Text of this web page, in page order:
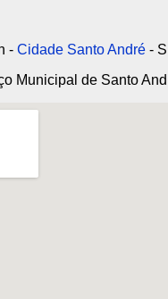
- Cidade Santo André -
Municipal de Santo